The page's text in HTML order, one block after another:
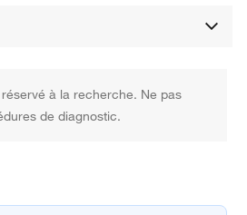
à la recherche. Ne pas
de diagnostic.